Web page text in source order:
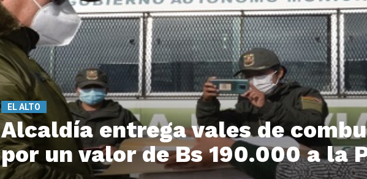
EL ALTO
Alcaldía entrega vales de
por un valor de Bs 190.000 a la